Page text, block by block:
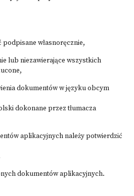
podpisane własnoręcznie,
lub niezawierające wszystkich
dokumentów w języku obcym
dokonane przez tłumacza
aplikacyjnych należy potwierdzić
dokumentów aplikacyjnych.